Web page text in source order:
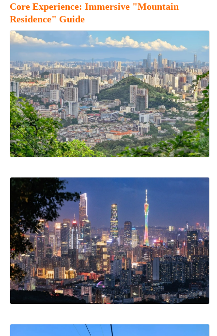
Core Experience: Immersive "Mountain
Residence" Guide